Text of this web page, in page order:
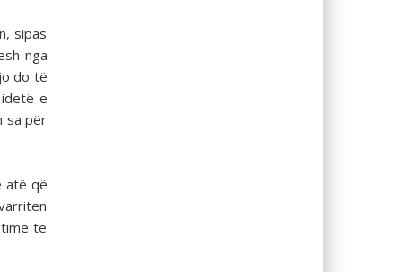
sipas
nga
do të
e
sa për
atë që
të